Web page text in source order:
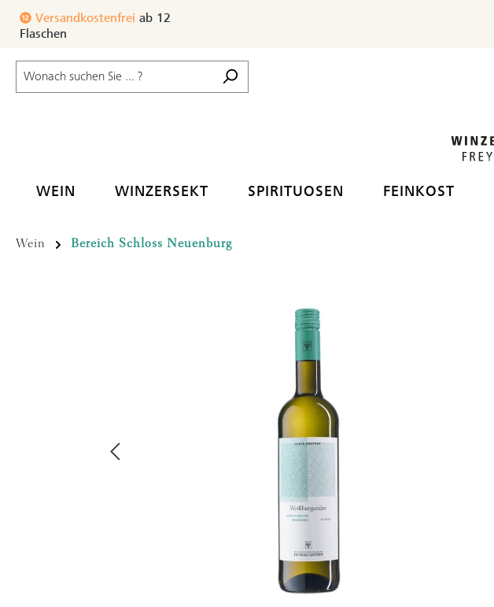
Hauptinhalt springen
Zur Suche springen
Zur Hauptnavigation springen
Versandkostenfrei ab 12
Flaschen
WEIN WINZERSEKT SPIRITUOSEN FEINKOST
Wein Bereich Schloss Neuenburg